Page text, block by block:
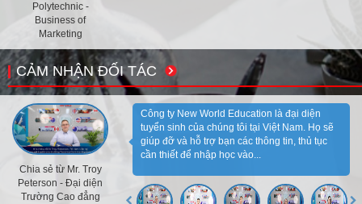
Polytechnic -
Business of
Marketing
CẢM NHẬN ĐỐI TÁC
Chia sẻ từ Mr. Troy
Peterson - Đại diện
Trường Cao đẳng
Công ty New World Education là đại diện
tuyển sinh của chúng tôi tại Việt Nam. Họ sẽ
giúp đỡ và hỗ trợ bạn các thông tin, thủ tục
cần thiết để nhập học vào...